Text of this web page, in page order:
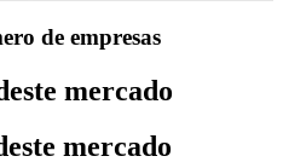
de empresas
mercado
mercado